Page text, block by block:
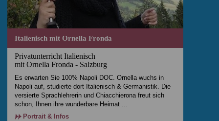
Italienisch mit Ornella Fronda
Privatunterricht Italienisch
mit Ornella Fronda - Salzburg
Es erwarten Sie 100% Napoli DOC. Ornella wuchs in
Napoli auf, studierte dort Italienisch & Germanistik. Die
versierte Sprachlehrerin und Chiacchierona freut sich
schon, Ihnen ihre wunderbare Heimat ...
Portrait & Infos